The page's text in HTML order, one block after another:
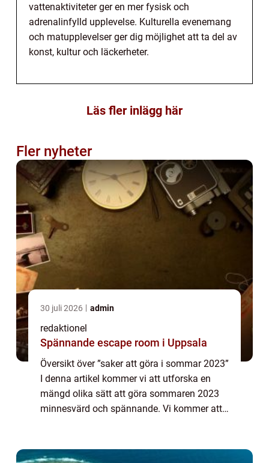
vattenaktiviteter ger en mer fysisk och
adrenalinfylld upplevelse. Kulturella evenemang
och matupplevelser ger dig möjlighet att ta del av
konst, kultur och läckerheter.
Läs fler inlägg här
Fler nyheter
30 juli 2026 admin
redaktionel
Spännande escape room i Uppsala
Översikt över ”saker att göra i sommar 2023”
I denna artikel kommer vi att utforska en
mängd olika sätt att göra sommaren 2023
minnesvärd och spännande. Vi kommer att